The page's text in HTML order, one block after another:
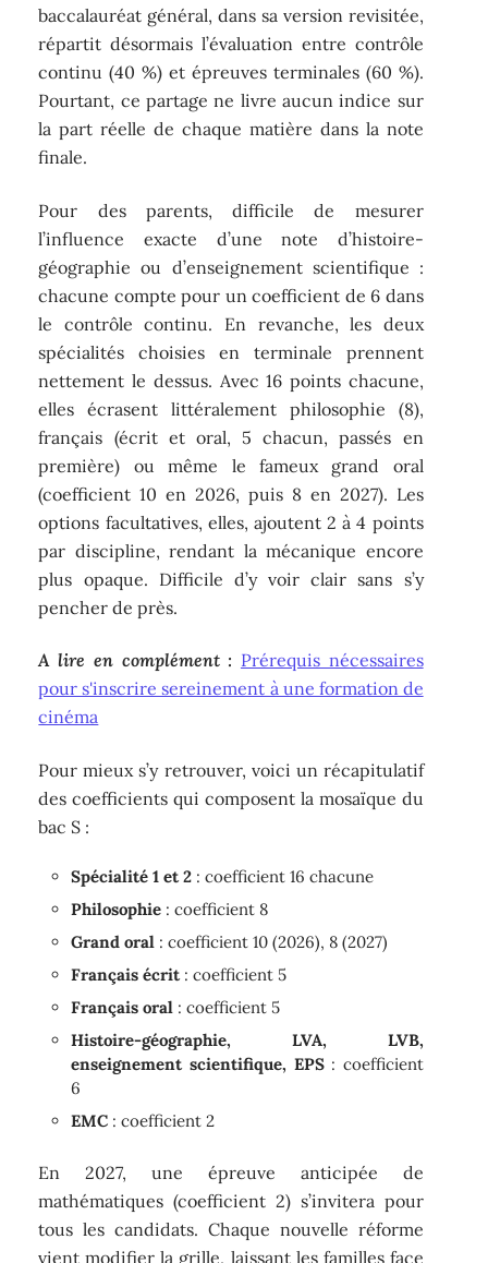
baccalauréat général, dans sa version revisitée,
répartit désormais l’évaluation entre contrôle
continu (40 %) et épreuves terminales (60 %).
Pourtant, ce partage ne livre aucun indice sur
la part réelle de chaque matière dans la note
finale.
Pour des parents, difficile de mesurer
l’influence exacte d’une note d’histoire-
géographie ou d’enseignement scientifique :
chacune compte pour un coefficient de 6 dans
le contrôle continu. En revanche, les deux
spécialités choisies en terminale prennent
nettement le dessus. Avec 16 points chacune,
elles écrasent littéralement philosophie (8),
français (écrit et oral, 5 chacun, passés en
première) ou même le fameux grand oral
(coefficient 10 en 2026, puis 8 en 2027). Les
options facultatives, elles, ajoutent 2 à 4 points
par discipline, rendant la mécanique encore
plus opaque. Difficile d’y voir clair sans s’y
pencher de près.
A lire en complément : Prérequis nécessaires
pour s'inscrire sereinement à une formation de
cinéma
Pour mieux s’y retrouver, voici un récapitulatif
des coefficients qui composent la mosaïque du
bac S :
Spécialité 1 et 2 : coefficient 16 chacune
Philosophie : coefficient 8
Grand oral : coefficient 10 (2026), 8 (2027)
Français écrit: coefficient 5
Français oral : coefficient 5
Histoire-géographie, LVA, LVB,
enseignement scientifique, EPS: coefficient
6
EMC : coefficient 2
En 2027, une épreuve anticipée de
mathématiques (coefficient 2) s’invitera pour
tous les candidats. Chaque nouvelle réforme
vient modifier la grille, laissant les familles face